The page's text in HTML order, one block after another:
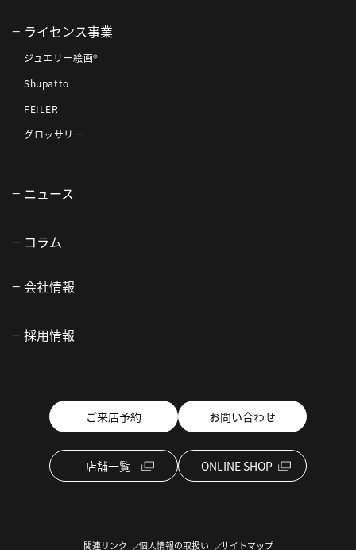
ライセンス事業
ジュエリー絵画®
Shupatto
FEILER
グロッサリー
ニュース
コラム
会社情報
採用情報
ご来店予約 お問い合わせ
店舗一覧 ONLINE SHOP
関連リンク 個人情報の取扱い サイトマップ